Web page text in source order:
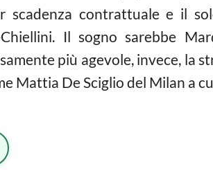
scadenza contrattuale e il
Il sogno sarebbe
più agevole, invece, la
Mattia De Sciglio del Milan a